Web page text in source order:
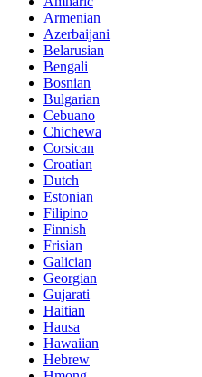
Armenian
Azerbaijani
Belarusian
Bengali
Bosnian
Bulgarian
Cebuano
Chichewa
Corsican
Croatian
Dutch
Estonian
Filipino
Finnish
Frisian
Galician
Georgian
Gujarati
Haitian
Hausa
Hawaiian
Hebrew